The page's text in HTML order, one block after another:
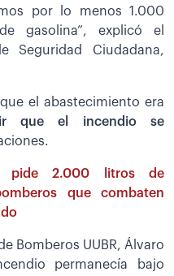
por lo menos 1.000
gasolina”, explicó el
Seguridad Ciudadana,
el abastecimiento era
que el incendio se
pide 2.000 litros de
que combaten
Bomberos UUBR, Álvaro
permanecía bajo